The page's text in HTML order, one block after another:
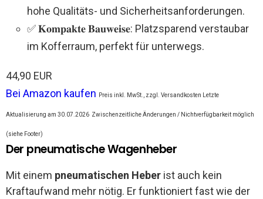
hohe Qualitäts- und Sicherheitsanforderungen.
✅ 𝐊𝐨𝐦𝐩𝐚𝐤𝐭𝐞 𝐁𝐚𝐮𝐰𝐞𝐢𝐬𝐞: Platzsparend verstaubar
im Kofferraum, perfekt für unterwegs.
44,90 EUR
Bei Amazon kaufen
Preis inkl. MwSt., zzgl. Versandkosten Letzte
Aktualisierung am 30.07.2026 Zwischenzeitliche Änderungen / Nichtverfügbarkeit möglich
(siehe Footer)
Der pneumatische Wagenheber
Mit einem pneumatischen Heber ist auch kein
Kraftaufwand mehr nötig. Er funktioniert fast wie der